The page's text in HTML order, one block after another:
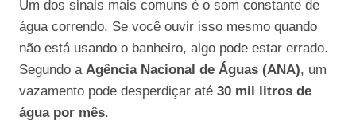
Um dos sinais mais comuns é o som constante de
água correndo. Se você ouvir isso mesmo quando
não está usando o banheiro, algo pode estar errado.
Segundo a Agência Nacional de Águas (ANA), um
vazamento pode desperdiçar até 30 mil litros de
água por mês.